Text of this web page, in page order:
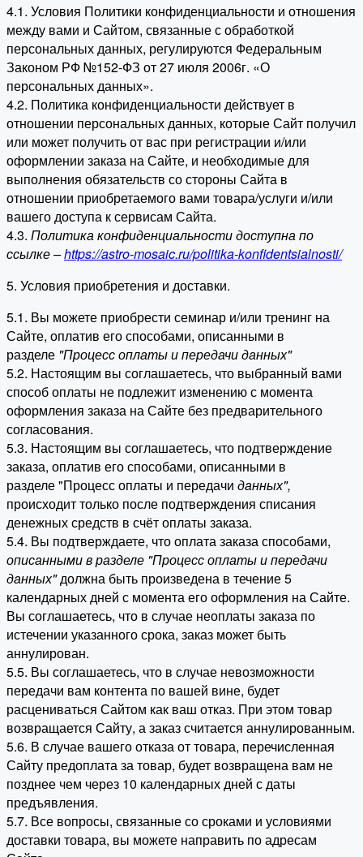
4.1. Условия Политики конфиденциальности и отношения
между вами и Сайтом, связанные с обработкой
персональных данных, регулируются Федеральным
Законом РФ №152-ФЗ от 27 июля 2006г. «О
персональных данных».
4.2. Политика конфиденциальности действует в
отношении персональных данных, которые Сайт получил
или может получить от вас при регистрации и/или
оформлении заказа на Сайте, и необходимые для
выполнения обязательств со стороны Сайта в
отношении приобретаемого вами товара/услуги и/или
вашего доступа к сервисам Сайта.
4.3. Политика конфиденциальности доступна по
ссылке –https://astro-mosaic.ru/politika-konfidentsialnosti/
5. Условия приобретения и доставки.
5.1. Вы можете приобрести семинар и/или тренинг на
Сайте, оплатив его способами, описанными в
разделе "Процесс оплаты и передачи данных"
5.2. Настоящим вы соглашаетесь, что выбранный вами
способ оплаты не подлежит изменению с момента
оформления заказа на Сайте без предварительного
согласования.
5.3. Настоящим вы соглашаетесь, что подтверждение
заказа, оплатив его способами, описанными в
разделе "Процесс оплаты и передачи данных",
происходит только после подтверждения списания
денежных средств в счёт оплаты заказа.
5.4. Вы подтверждаете, что оплата заказа способами,
описанными в разделе "Процесс оплаты и передачи
данных"должна быть произведена в течение 5
календарных дней с момента его оформления на Сайте.
Вы соглашаетесь, что в случае неоплаты заказа по
истечении указанного срока, заказ может быть
аннулирован.
5.5. Вы соглашаетесь, что в случае невозможности
передачи вам контента по вашей вине, будет
расцениваться Сайтом как ваш отказ. При этом товар
возвращается Сайту, а заказ считается аннулированным.
5.6. В случае вашего отказа от товара, перечисленная
Сайту предоплата за товар, будет возвращена вам не
позднее чем через 10 календарных дней с даты
предъявления.
5.7. Все вопросы, связанные со сроками и условиями
доставки товара, вы можете направить по адресам